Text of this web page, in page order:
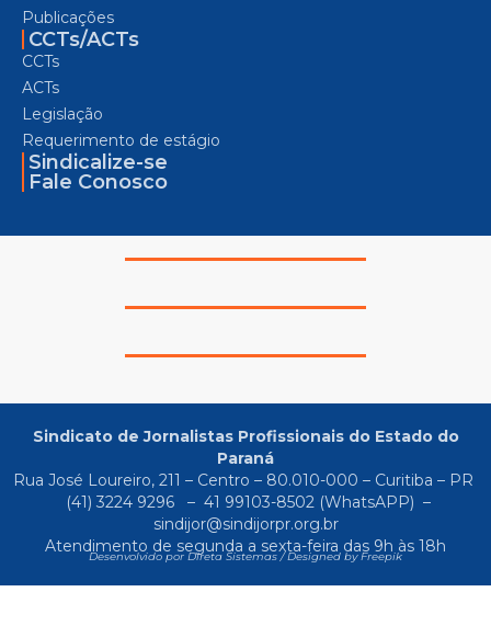
Publicações
CCTs/ACTs
CCTs
ACTs
Legislação
Requerimento de estágio
Sindicalize-se
Fale Conosco
Sindicato de Jornalistas Profissionais do Estado do
Paraná
Rua José Loureiro, 211 – Centro – 80.010-000 – Curitiba – PR
(41) 3224 9296
– 41 99103-8502(WhatsAPP) –
sindijor@sindijorpr.org.br
Atendimento de segunda a sexta-feira das 9h às 18h
Desenvolvido por Direta Sistemas /Designed by Freepik